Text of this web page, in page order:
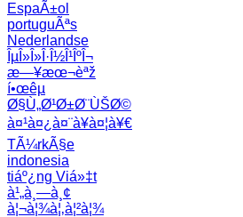
EspaÃ±ol
portuguÃªs
Nederlandse
ÎµÎ»Î»Î·Î½Î¹ÎºÎ¬
æ—¥æœ¬èªž
í•œêµ­
Ø§Ù„Ø¹Ø±Ø¨ÙŠØ©
à¤¹à¤¿à¤¨à¥à¤¦à¥€
TÃ¼rkÃ§e
indonesia
tiáº¿ng Viá»‡t
à¹„à¸—à¸¢
à¦¬à¦¾à¦‚à¦²à¦¾